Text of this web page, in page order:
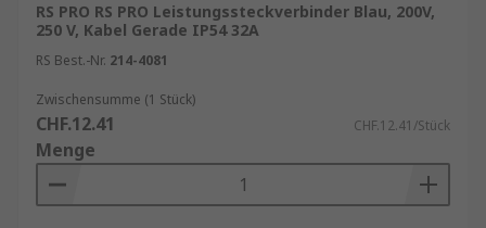
RS PRO RS PRO Leistungssteckverbinder Blau, 200V,
250 V, Kabel Gerade IP54 32A
RS Best.-Nr. 214-4081
Zwischensumme (1 Stück)
CHF.12.41 CHF.12.41/Stück
Menge